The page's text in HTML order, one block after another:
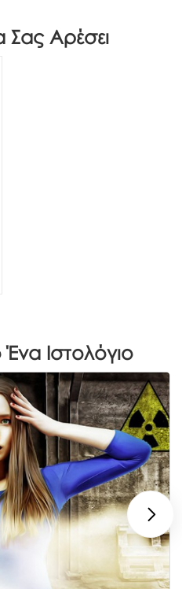
Σας Αρέσει
Ιστολόγιο